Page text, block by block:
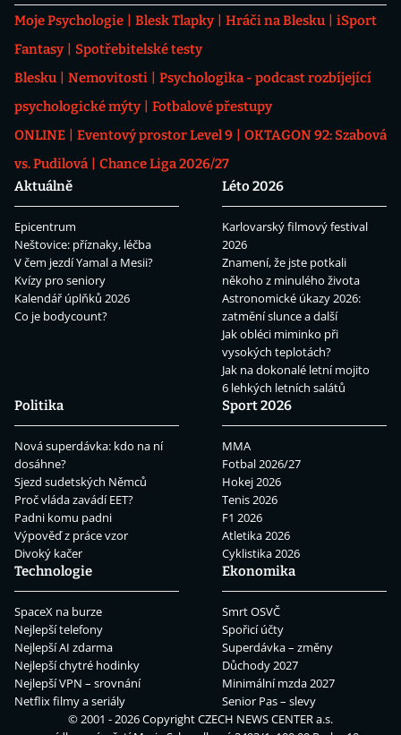
Moje Psychologie Blesk Tlapky Hráči na Blesku
iSport
Fantasy
Spotřebitelské testy
Blesku
Nemovitosti
Psychologika - podcast rozbíjející
psychologické mýty
Fotbalové přestupy
ONLINE
Eventový prostor Level 9
OKTAGON 92: Szabová
vs. Pudilová
Chance Liga 2026/27
Aktuálně
Epicentrum
Neštovice: příznaky, léčba
V čem jezdí Yamal a Mesii?
Kvízy pro seniory
Kalendář úplňků 2026
Co je bodycount?
Léto 2026
Karlovarský filmový festival
2026
Znamení, že jste potkali
někoho z minulého života
Astronomické úkazy 2026:
zatmění slunce a další
Jak obléci miminko při
vysokých teplotách?
Jak na dokonalé letní mojito
6 lehkých letních salátů
Politika
Nová superdávka: kdo na ní
dosáhne?
Sjezd sudetských Němců
Proč vláda zavádí EET?
Padni komu padni
Výpověď z práce vzor
Divoký kačer
Sport 2026
MMA
Fotbal 2026/27
Hokej 2026
Tenis 2026
F1 2026
Atletika 2026
Cyklistika 2026
Technologie
SpaceX na burze
Nejlepší telefony
Nejlepší AI zdarma
Nejlepší chytré hodinky
Nejlepší VPN – srovnání
Netflix filmy a seriály
Ekonomika
Smrt OSVČ
Spořicí účty
Superdávka – změny
Důchody 2027
Minimální mzda 2027
Senior Pas – slevy
© 2001 - 2026 CopyrightCZECH NEWS CENTER a.s.